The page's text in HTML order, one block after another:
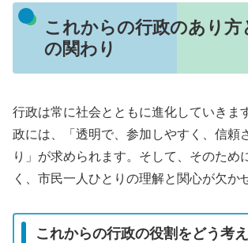
これからの行政のあり方
の関わり
行政は常に社会とともに進化していきま
政には、「透明で、参加しやすく、信頼
り」が求められます。そして、そのため
く、市民一人ひとりの理解と関心が欠か
これからの行政の役割をどう考